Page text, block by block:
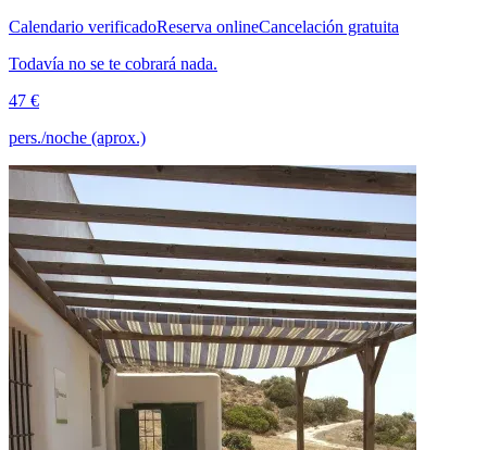
Calendario verificadoReserva onlineCancelación gratuita
Todavía no se te cobrará nada.
47 €
pers./noche (aprox.)